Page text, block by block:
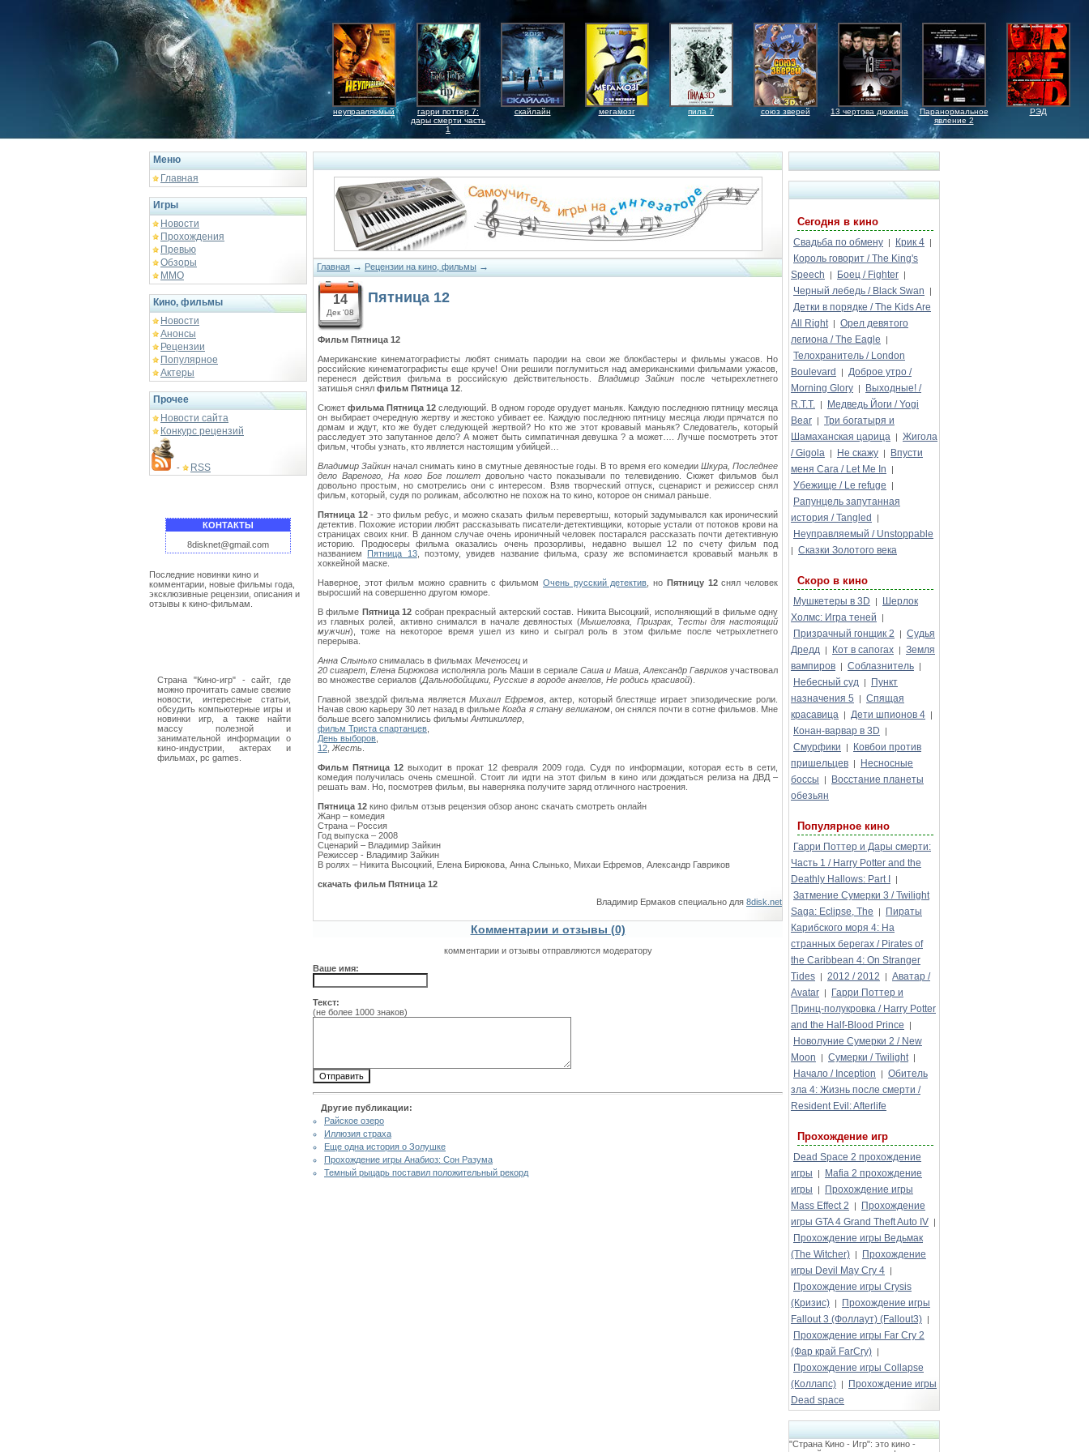
неуправляемый
гарри поттер 7:
дары смерти часть
1
скайлайн мегамозг пила 7 союз зверей 13 чертова дюжина
Паранормальное
явление 2
РЭД
Меню
Главная
Игры
Новости
Прохождения
Превью
Обзоры
ММО
Кино, фильмы
Новости
Анонсы
Рецензии
Популярное
Актеры
Прочее
Новости сайта
Конкурс рецензий
- RSS
КОНТАКТЫ
8disknet@gmail.com
Последние новинки кино и
комментарии, новые фильмы года,
эксклюзивные рецензии, описания и
отзывы к кино-фильмам.
Страна "Кино-игр" - сайт, где
можно прочитать самые свежие
новости, интересные статьи,
обсудить компьютерные игры и
новинки игр, а также найти
массу полезной и
занимательной информации о
кино-индустрии, актерах и
фильмах, pc games.
Главная → Рецензии на кино, фильмы →
14
Дек '08
Пятница 12
Фильм Пятница 12
Американские кинематографисты любят снимать пародии на свои же блокбастеры и фильмы ужасов. Но
российские кинематографисты еще круче! Они решили поглумиться над американскими фильмами ужасов,
перенеся действия фильма в российскую действительность. Владимир Зайкин после четырехлетнего
затишья снял фильм Пятница 12
Сюжет фильма Пятница 12 следующий. В одном городе орудует маньяк. Каждую последнюю пятницу месяца
он выбирает очередную жертву и жестоко убивает ее. Каждую последнюю пятницу месяца люди прячатся по
домам и ждут, кто же будет следующей жертвой? Но кто же этот кровавый маньяк? Следователь, который
расследует это запутанное дело? А может быть симпатичная девушка ? а может…. Лучше посмотреть этот
фильм, чтобы узнать, кто является настоящим убийцей…
Владимир Зайкин начал снимать кино в смутные девяностые годы. В то время его комедии Шкура, Последнее
дело Вареного, На кого Бог пошлетдовольно часто показывали по телевидению. Сюжет фильмов был
довольно простым, но смотрелись они с интересом. Взяв творческий отпуск, сценарист и режиссер снял
фильм, который, судя по роликам, абсолютно не похож на то кино, которое он снимал раньше.
Пятница 12- это фильм ребус, и можно сказать фильм перевертыш, который задумывался как иронический
детектив. Похожие истории любят рассказывать писатели-детективщики, которые устали от потоков крови на
страницах своих книг. В данном случае очень ироничный человек постарался рассказать почти детективную
историю. Продюсеры фильма оказались очень прозорливы, недавно вышел 12 по счету фильм под
названием Пятница 13, поэтому, увидев название фильма, сразу же вспоминается кровавый маньяк в
хоккейной маске.
Наверное, этот фильм можно сравнить с фильмом Очень русский детектив , но Пятницу 12снял человек
выросший на совершенно другом юморе.
В фильме Пятница 12 собран прекрасный актерский состав. Никита Высоцкий, исполняющий в фильме одну
из главных ролей, активно снимался в начале девяностых (Мышеловка, Призрак, Тесты для настоящий
мужчин), тоже на некоторое время ушел из кино и сыграл роль в этом фильме после четрыхлетнего
перерыва.
Анна Слынько снималась в фильмах Меченосец и
20 сигарет ,Елена Бирюкова исполняла роль Маши в сериалеСаша и Маша, Александр Гавриковучаствовал
во множестве сериалов (Дальнобойщики, Русские в городе ангелов, Не родись красивой).
Главной звездой фильма являетсяМихаил Ефремов, актер, который блестяще играет эпизодические роли.
Начав свою карьеру 30 лет назад в фильмеКогда я стану великаном, он снялся почти в сотне фильмов. Мне
больше всего запомнились фильмы Антикиллер
фильм Триста спартанцев
День выборов
12 Жесть
Фильм Пятница 12 выходит в прокат 12 февраля 2009 года. Судя по информации, которая есть в сети,
комедия получилась очень смешной. Стоит ли идти на этот фильм в кино или дождаться релиза на ДВД –
решать вам. Но, посмотрев фильм, вы наверняка получите заряд отличного настроения.
Пятница 12 кино фильм отзыв рецензия обзор анонс скачать смотреть онлайн
Жанр – комедия
Страна – Россия
Год выпуска – 2008
Сценарий – Владимир Зайкин
Режиссер - Владимир Зайкин
В ролях – Никита Высоцкий, Елена Бирюкова, Анна Слынько, Михаи Ефремов, Александр Гавриков
скачать фильм Пятница 12
Владимир Ермаков специально для 8disk.net
Комментарии и отзывы (0)
комментарии и отзывы отправляются модератору
Ваше имя:
Текст:
(не более 1000 знаков)
Другие публикации:
Райское озеро
Иллюзия страха
Еще одна история о Золушке
Прохождение игры Анабиоз: Сон Разума
Темный рыцарь поставил положительный рекорд
Сегодня в кино
Свадьба по обмену | Крик 4 |
Король говорит / The King's
Speech
| Боец / Fighter |
Черный лебедь / Black Swan |
Детки в порядке / The Kids Are
All Right | Орел девятого
легиона / The Eagle
|
Телохранитель / London
Boulevard
| Доброе утро /
Morning Glory |
Выходные! /
R.T.T. |
Медведь Йоги / Yogi
Bear | Три богатыря и
Шамаханская царица | Жигола
/ Gigola | Не скажу |
Впусти
меня Сага / Let Me In
|
Убежище / Le refuge |
Рапунцель запутанная
история / Tangled
|
Неуправляемый / Unstoppable
| Сказки Золотого века
Скоро в кино
Мушкетеры в 3D |
Шерлок
Холмс: Игра теней
|
Призрачный гонщик 2 | Судья
Дредд | Кот в сапогах | Земля
вампиров | Соблазнитель |
Небесный суд |
Пункт
назначения 5
| Спящая
красавица | Дети шпионов 4 |
Конан-варвар в 3D |
Смурфики |
Ковбои против
пришельцев |
Несносные
боссы
|
Восстание планеты
обезьян
Популярное кино
Гарри Поттер и Дары смерти:
Часть 1 / Harry Potter and the
Deathly Hallows: Part I
|
Затмение Сумерки 3 / Twilight
Saga: Eclipse, The
|
Пираты
Карибского моря 4: На
странных берегах / Pirates of
the Caribbean 4: On Stranger
Tides | 2012 / 2012 | Аватар /
Avatar |
Гарри Поттер и
Принц-полукровка / Harry Potter
and the Half-Blood Prince
|
Новолуние Сумерки 2 / New
Moon
| Сумерки / Twilight |
Начало / Inception | Обитель
зла 4: Жизнь после смерти /
Resident Evil: Afterlife
Прохождение игр
Dead Space 2 прохождение
игры
|
Mafia 2 прохождение
игры
|
Прохождение игры
Mass Effect 2
|
Прохождение
игры GTA 4 Grand Theft Auto IV |
Прохождение игры Ведьмак
(The Witcher) |
Прохождение
игры Devil May Cry 4 |
Прохождение игры Crysis
(Кризис) |
Прохождение игры
Fallout 3 (Фоллаут) (Fallout3) |
Прохождение игры Far Cry 2
(Фар край FarCry) |
Прохождение игры Collapse
(Коллапс) |
Прохождение игры
Dead space
"Страна Кино - Игр": это кино -